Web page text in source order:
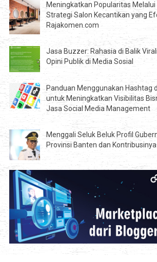
Meningkatkan Popularitas
Strategi Salon Kecantikan yang
Rajakomen.com
Jasa Buzzer: Rahasia di Balik
Opini Publik di Media Sosial
Panduan Menggunakan Hashtag
untuk Meningkatkan Visibilitas
Jasa Social Media Management
Menggali Seluk Beluk Profil
Provinsi Banten dan